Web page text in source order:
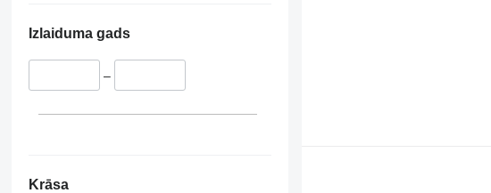
Izlaiduma gads
–
Krāsa